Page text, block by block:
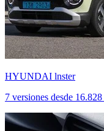
HYUNDAI lnster
7 versiones desde 16.828